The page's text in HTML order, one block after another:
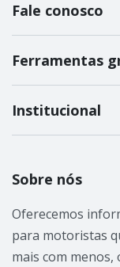
Fale conosco
Ferramentas
Institucional
Sobre nós
Oferecemos
para motoristas
mais com